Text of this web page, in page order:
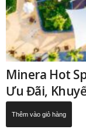
Minera Hot
Ưu Đãi,
Thêm vào giỏ hàng